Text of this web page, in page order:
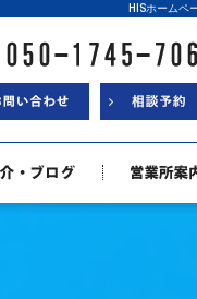
HISホームペ